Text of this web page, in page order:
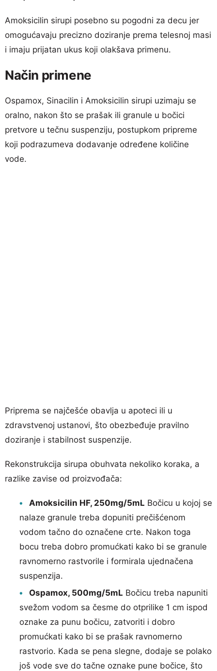
Amoksicilin sirupi posebno su pogodni za decu jer
omogućavaju precizno doziranje prema telesnoj masi
i imaju prijatan ukus koji olakšava primenu.
Način primene
Ospamox, Sinacilin i Amoksicilin sirupi uzimaju se
oralno, nakon što se prašak ili granule u bočici
pretvore u tečnu suspenziju, postupkom pripreme
koji podrazumeva dodavanje određene količine
vode.
Priprema se najčešće obavlja u apoteci ili u
zdravstvenoj ustanovi, što obezbeđuje pravilno
doziranje i stabilnost suspenzije.
Rekonstrukcija sirupa obuhvata nekoliko koraka, a
razlike zavise od proizvođača:
Amoksicilin HF, 250mg/5mL Bočicu u kojoj se
nalaze granule treba dopuniti prečišćenom
vodom tačno do označene crte. Nakon toga
bocu treba dobro promućkati kako bi se granule
ravnomerno rastvorile i formirala ujednačena
suspenzija.
Ospamox, 500mg/5mL Bočicu treba napuniti
svežom vodom sa česme do otprilike 1 cm ispod
oznake za punu bočicu, zatvoriti i dobro
promućkati kako bi se prašak ravnomerno
rastvorio. Kada se pena slegne, dodaje se polako
još vode sve do tačne oznake pune bočice, što